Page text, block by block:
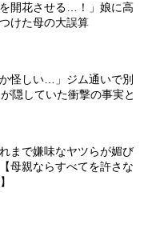
開花させる…！」娘に高
けた母の大誤算
怪しい…」ジム通いで別
隠していた衝撃の事実と
まで嫌味なヤツらが媚び
母親ならすべてを許さな